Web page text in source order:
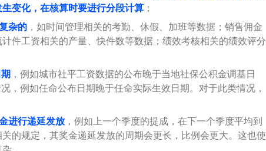
变化，在核算时要进行分段计算 ；
杂的 ，如时间管理相关的考勤、休假、加班等数据；销售佣金
件工资相关的产量、快件数等数据；绩效考核相关的绩效评分
，例如城市社平工资数据的公布晚于当地社保公积金调基日
，例如任命公布日期晚于任命实际生效日期。对于此类情况，
进行递延发放 ，例如上一个季度的提成，在下一个季度平均到
的规定，其奖金递延发放的周期会更长，比例会更大。这也使